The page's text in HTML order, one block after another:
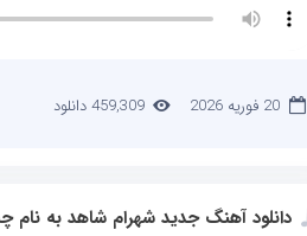
20 فوریه 2026 459,309 دانلود
دانلود آهنگ جدید شهرام شاهد به